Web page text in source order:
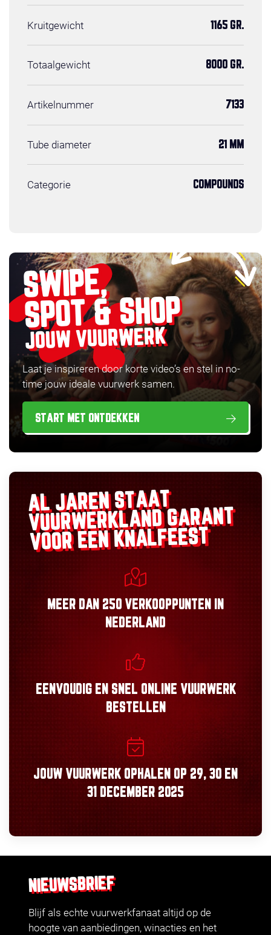
Kruitgewicht 1165 GR.
Totaalgewicht 8000 GR.
Artikelnummer 7133
Tube diameter 21 MM
Categorie COMPOUNDS
SWIPE,
SPOT & SHOP
JOUW VUURWERK
Laat je inspireren door korte video’s en stel in no-
time jouw ideale vuurwerk samen.
START MET ONTDEKKEN
AL JAREN STAAT
VUURWERKLANDGARANT
VOOR EEN KNALFEEST
MEER DAN 250 VERKOOPPUNTEN
IN
NEDERLAND
EENVOUDIGEN SNEL ONLINE VUURWERK
BESTELLEN
JOUW VUURWERK OPHALEN OP 29, 30 EN
31 DECEMBER 2025
NIEUWSBRIEF
Blijf als echte vuurwerkfanaat altijd op de
hoogte van aanbiedingen, winacties en het